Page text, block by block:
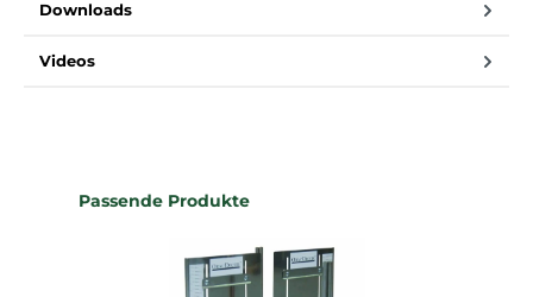
Downloads
Videos
Produktgalerie überspringen
Passende Produkte